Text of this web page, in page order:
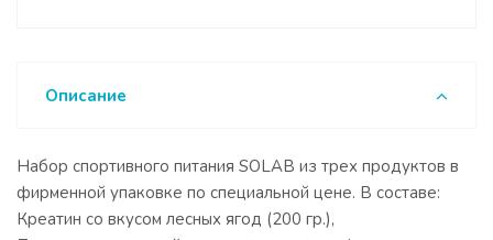
Описание
Набор спортивного питания SOLAB из трех продуктов в
фирменной упаковке по специальной цене. В составе:
Креатин со вкусом лесных ягод (200 гр.),